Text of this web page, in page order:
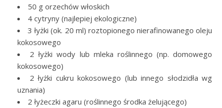
50 g orzechów włoskich
4 cytryny (najlepiej ekologiczne)
3 łyżki (ok. 20 ml) roztopionego nierafinowanego oleju
kokosowego
2 łyżki wody lub mleka roślinnego (np. domowego
kokosowego)
2 łyżki cukru kokosowego (lub innego słodzidła wg
uznania)
2 łyżeczki agaru (roślinnego środka żelującego)